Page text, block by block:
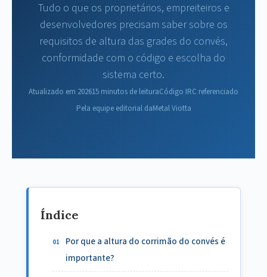
Tudo o que os proprietários, empreiteiros e
desenvolvedores precisam saber sobre os
requisitos de altura das grades do convés,
conformidade com o código e escolha do
sistema certo.
Atualizado em 202615 minutos de leituraCódigo IRC referenciado
Pela equipe editorial daMetal Viotta
Índice
Por que a altura do corrimão do convés é
importante?